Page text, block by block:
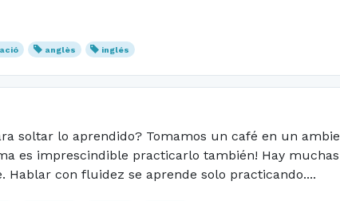
anglès inglés
soltar lo aprendido? Tomamos un café en un
es imprescindible practicarlo también! Hay
Hablar con fluidez se aprende solo practicando....